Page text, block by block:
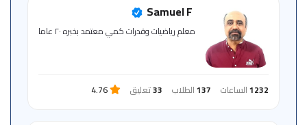
Samuel F
معلم رياضيات وقدرات كمي معتمد بخبره ٢٠ عاما
1232الساعات 137الطلاب 33تعليق 4.76